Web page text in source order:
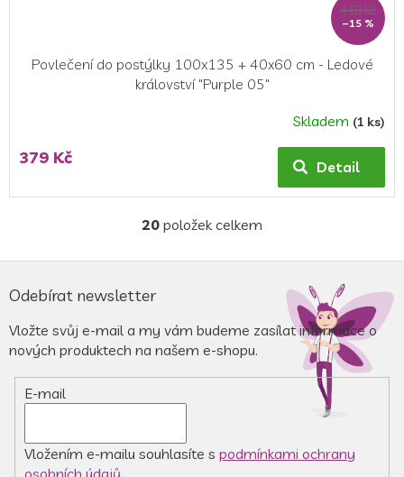
449 Kč
–15 %
Povlečení do postýlky 100x135 + 40x60 cm - Ledové
království "Purple 05"
produktu
5,0
hvězdiček.
Skladem (1 ks)
379 Kč Detail
O
l
c
í
v
20 položek celkem
á
a
Odebírat newsletter
Vložte svůj e-mail a my vám budeme zasílat informace o
nových produktech na našem e-shopu.
E-mail
Vložením e-mailu souhlasíte s podmínkami ochrany
osobních údajů